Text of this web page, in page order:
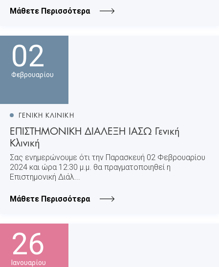
Μάθετε Περισσότερα
02
Φεβρουαρίου
ΓΕΝΙΚΗ ΚΛΙΝΙΚΗ
ΕΠΙΣΤΗΜΟΝΙΚΗ ΔΙΑΛΕΞΗ ΙΑΣΩ Γενική
Κλινική
Σας ενημερώνουμε ότι την Παρασκευή 02 Φεβρουαρίου
2024 και ώρα 12:30 μ.μ. θα πραγματοποιηθεί η
Επιστημονική Διάλ...
Μάθετε Περισσότερα
26
Ιανουαρίου